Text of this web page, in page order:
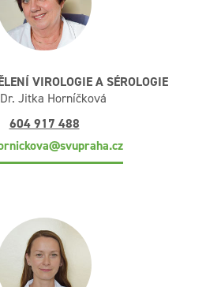
VIROLOGIE A SÉROLOGIE
Jitka Horníčková
604 917 488